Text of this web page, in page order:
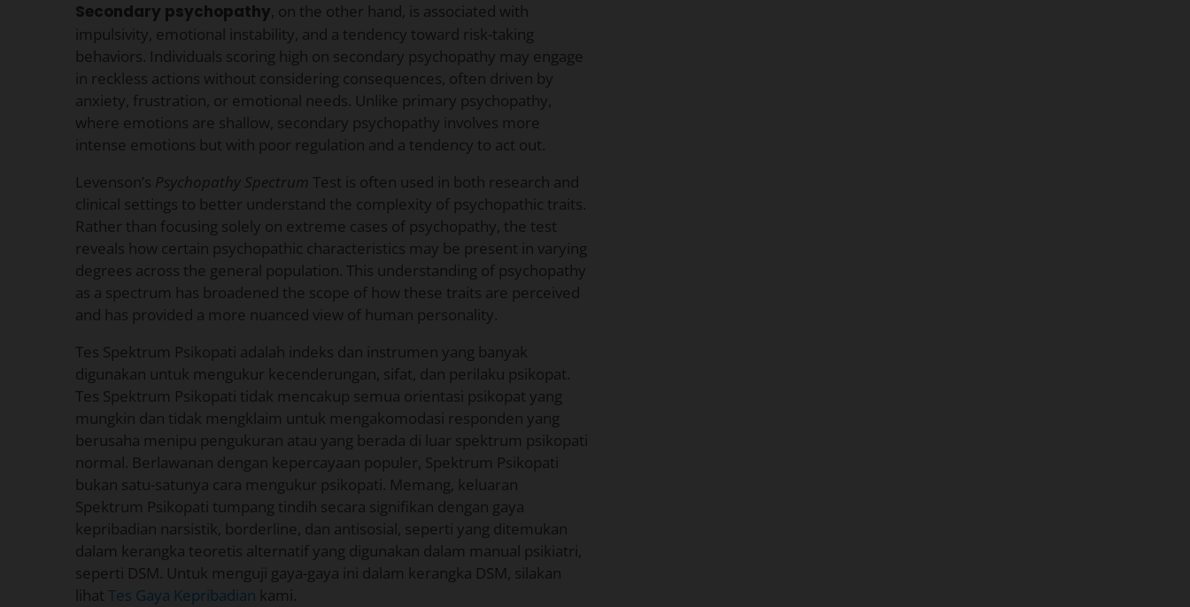
Secondary psychopathy, on the other hand, is associated with
impulsivity, emotional instability, and a tendency toward risk-taking
behaviors. Individuals scoring high on secondary psychopathy may engage
in reckless actions without considering consequences, often driven by
anxiety, frustration, or emotional needs. Unlike primary psychopathy,
where emotions are shallow, secondary psychopathy involves more
intense emotions but with poor regulation and a tendency to act out.
Levenson’s Psychopathy Spectrum Test is often used in both research and
clinical settings to better understand the complexity of psychopathic traits.
Rather than focusing solely on extreme cases of psychopathy, the test
reveals how certain psychopathic characteristics may be present in varying
degrees across the general population. This understanding of psychopathy
as a spectrum has broadened the scope of how these traits are perceived
and has provided a more nuanced view of human personality.
Tes Spektrum Psikopati adalah indeks dan instrumen yang banyak
digunakan untuk mengukur kecenderungan, sifat, dan perilaku psikopat.
Tes Spektrum Psikopati tidak mencakup semua orientasi psikopat yang
mungkin dan tidak mengklaim untuk mengakomodasi responden yang
berusaha menipu pengukuran atau yang berada di luar spektrum psikopati
normal. Berlawanan dengan kepercayaan populer, Spektrum Psikopati
bukan satu-satunya cara mengukur psikopati. Memang, keluaran
Spektrum Psikopati tumpang tindih secara signifikan dengan gaya
kepribadian narsistik, borderline, dan antisosial, seperti yang ditemukan
dalam kerangka teoretis alternatif yang digunakan dalam manual psikiatri,
seperti DSM. Untuk menguji gaya-gaya ini dalam kerangka DSM, silakan
lihat Tes Gaya Kepribadian kami.